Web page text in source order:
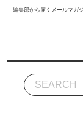
編集部から届くメールマガ